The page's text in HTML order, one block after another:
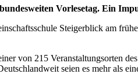
Vorlesetag. Ein
Steigerblick am
von 215 Veranstaltungsorten
seien es mehr als